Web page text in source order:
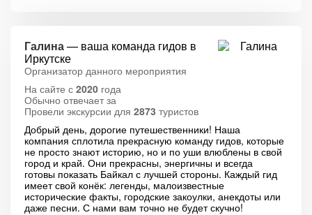
Галина— ваша команда гидов в
Иркутске
Организатор данного мероприятия
На сайте с 2020 года
Обычно отвечает за
Провели экскурсии для 2873 туристов
Добрый день, дорогие путешественники! Наша
компания сплотила прекрасную команду гидов, которые
не просто знают историю, но и по уши влюблены в свой
город и край. Они прекрасны, энергичны и всегда
готовы показать Байкал с лучшей стороны. Каждый гид
имеет свой конёк: легенды, малоизвестные
исторические факты, городские закоулки, анекдоты или
даже песни. С нами вам точно не будет скучно!